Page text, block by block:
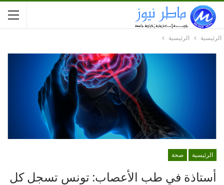
الرئيسية الرئيسية
الرئيسية صحة
أستاذة في طب الأعصاب: تونس تسجل كل